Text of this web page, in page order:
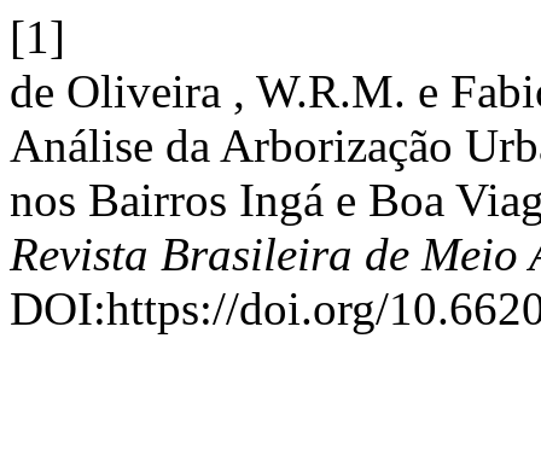
[1]
de Oliveira , W.R.M. e
Análise da Arborização
nos Bairros Ingá e Boa
Revista Brasileira de Meio
DOI:https://doi.org/